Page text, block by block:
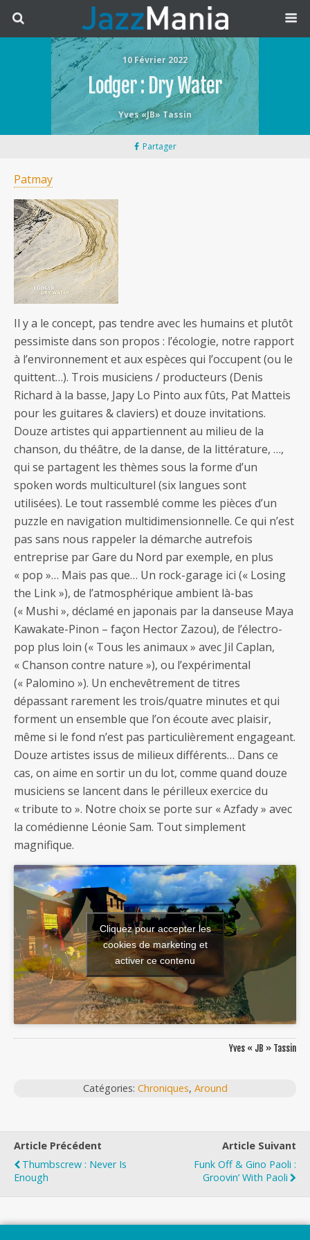
10 Février 2022
Lodger : Dry Water
Yves «JB» Tassin
Partager
Patmay
Il y a le concept, pas tendre avec les humains et plutôt
pessimiste dans son propos : l’écologie, notre rapport
à l’environnement et aux espèces qui l’occupent (ou le
quittent…). Trois musiciens / producteurs (Denis
Richard à la basse, Japy Lo Pinto aux fûts, Pat Matteis
pour les guitares & claviers) et douze invitations.
Douze artistes qui appartiennent au milieu de la
chanson, du théâtre, de la danse, de la littérature, …,
qui se partagent les thèmes sous la forme d’un
spoken words multiculturel (six langues sont
utilisées). Le tout rassemblé comme les pièces d’un
puzzle en navigation multidimensionnelle. Ce qui n’est
pas sans nous rappeler la démarche autrefois
entreprise par Gare du Nord par exemple, en plus
« pop »… Mais pas que… Un rock-garage ici (« Losing
the Link »), de l’atmosphérique ambient là-bas
(« Mushi », déclamé en japonais par la danseuse Maya
Kawakate-Pinon – façon Hector Zazou), de l’électro-
pop plus loin (« Tous les animaux » avec Jil Caplan,
« Chanson contre nature »), ou l’expérimental
(« Palomino »). Un enchevêtrement de titres
dépassant rarement les trois/quatre minutes et qui
forment un ensemble que l’on écoute avec plaisir,
même si le fond n’est pas particulièrement engageant.
Douze artistes issus de milieux différents… Dans ce
cas, on aime en sortir un du lot, comme quand douze
musiciens se lancent dans le périlleux exercice du
« tribute to ». Notre choix se porte sur « Azfady » avec
la comédienne Léonie Sam. Tout simplement
magnifique.
Cliquez pour accepter les
cookies de marketing et
activer ce contenu
Yves « JB » Tassin
Catégories: Chroniques, Around
Article Précédent
Thumbscrew : Never Is
Enough
Article Suivant
Funk Off & Gino Paoli :
Groovin’ With Paoli